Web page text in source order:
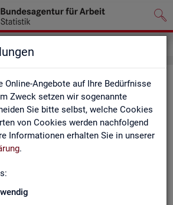
Online-Angebote auf Ihre Bedürfnisse
Zweck setzen wir sogenannte
Sie bitte selbst, welche Cookies
von Cookies werden nachfolgend
Informationen erhalten Sie in unserer
.
Ar­beits­mark­tes und der Grund­si­che­